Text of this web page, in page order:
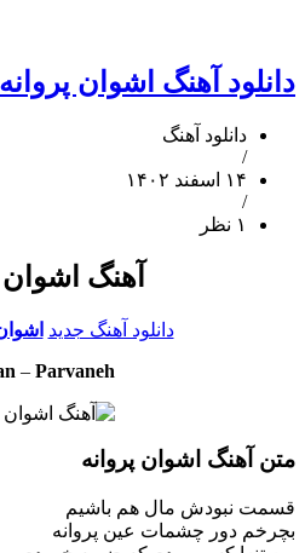
دانلود آهنگ اشوان پروانه
دانلود آهنگ
/
۱۴ اسفند ۱۴۰۲
/
۱ نظر
آهنگ اشوان
دانلود آهنگ جدید
– Parvaneh
متن آهنگ اشوان پروانه
قسمت نبودش مال هم باشیم
بچرخم دور چشمات عین پروانه